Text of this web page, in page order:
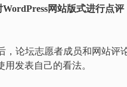
网站版式进行点
，论坛志愿者成员和网站评
发表自己的看法。